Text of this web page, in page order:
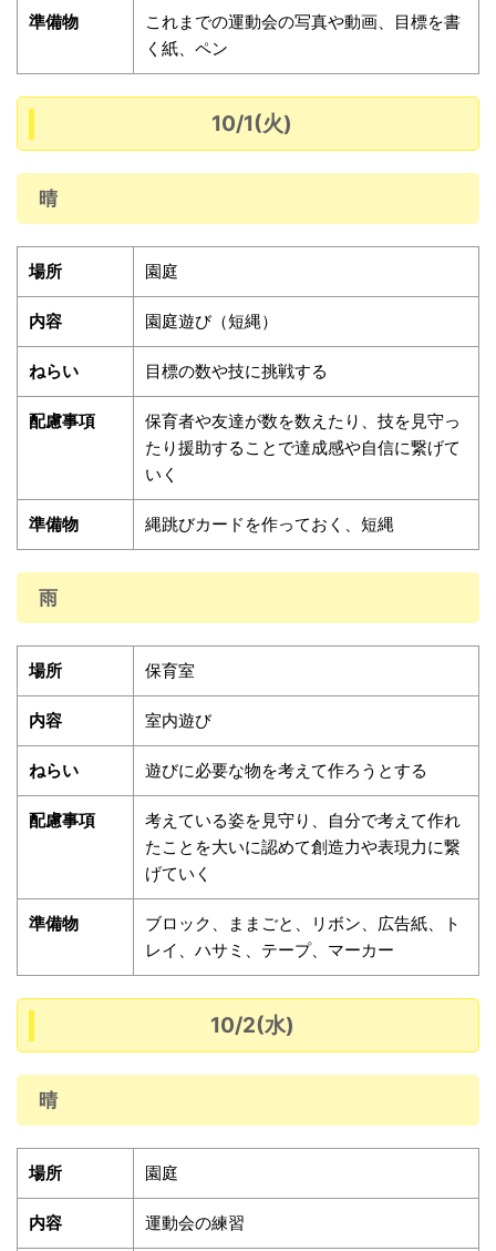
準備物
これまでの運動会の写真や動画、目標を書
く紙、ペン
10/1(火)
晴
場所 園庭
内容 園庭遊び（短縄）
ねらい 目標の数や技に挑戦する
配慮事項
保育者や友達が数を数えたり、技を見守っ
たり援助することで達成感や自信に繋げて
いく
準備物 縄跳びカードを作っておく、短縄
雨
場所 保育室
内容 室内遊び
ねらい 遊びに必要な物を考えて作ろうとする
配慮事項
考えている姿を見守り、自分で考えて作れ
たことを大いに認めて創造力や表現力に繋
げていく
準備物
ブロック、ままごと、リボン、広告紙、ト
レイ、ハサミ、テープ、マーカー
10/2(水)
晴
場所 園庭
内容 運動会の練習